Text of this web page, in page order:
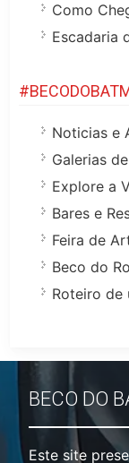
Como
Escadaria
Noticias e
Galerias
Explore a
Bares e
Feira de
Beco do
Roteiro de
BECO DO
Este site